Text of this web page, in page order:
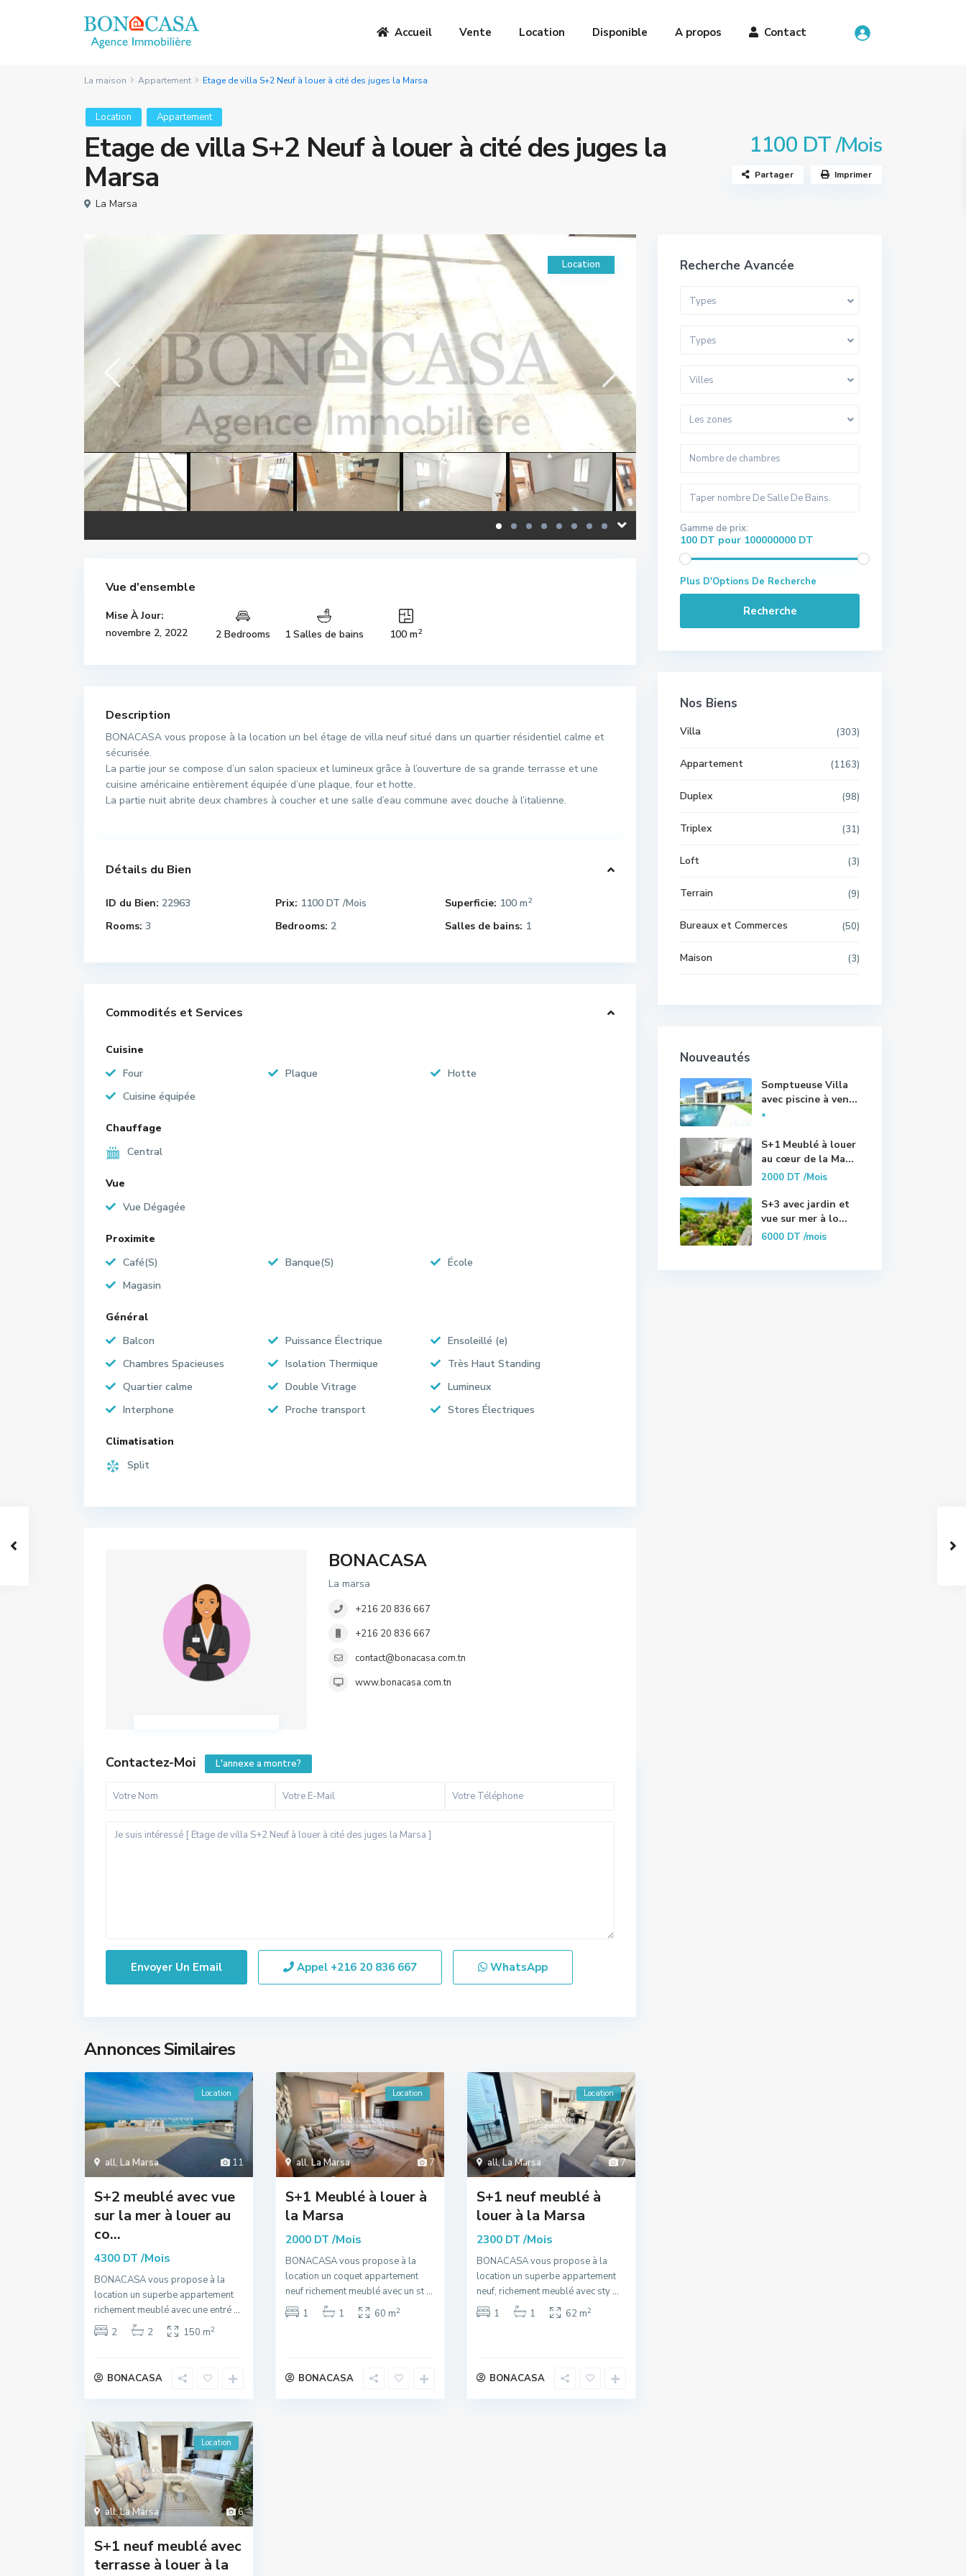
Accueil Vente Location Disponible A propos Contact
La maison Appartement Etage de villa S+2 Neuf à louer à cité des juges la Marsa
Location Appartement
Etage de villa S+2 Neuf à louer à cité des juges la
Marsa
1100 DT/Mois
La Marsa
Partager Imprimer
Location
Vue d'ensemble
Mise À Jour:
novembre 2, 2022
2 Bedrooms 1 Salles de bains 100 m2
Description
BONACASA vous propose à la location un bel étage de villa neuf situé dans un quartier résidentiel calme et
sécurisée.
La partie jour se compose d’un salon spacieux et lumineux grâce à l’ouverture de sa grande terrasse et une
cuisine américaine entièrement équipée d’une plaque, four et hotte.
La partie nuit abrite deux chambres à coucher et une salle d’eau commune avec douche à l’italienne.
Détails du Bien
ID du Bien: 22963 Prix: 1100 DT /Mois Superficie: 100 m2
Rooms: 3 Bedrooms: 2 Salles de bains: 1
Commodités et Services
Cuisine
Four
Plaque
Hotte
Cuisine équipée
Chauffage
Central
Vue
Vue Dégagée
Proximite
Café(S)
Banque(S)
École
Magasin
Général
Balcon
Puissance Électrique
Ensoleillé (e)
Chambres Spacieuses
Isolation Thermique
Très Haut Standing
Quartier calme
Double Vitrage
Lumineux
Interphone
Proche transport Stores Électriques
Climatisation
Split
BONACASA
La marsa
+216 20 836 667
+216 20 836 667
contact@bonacasa.com.tn
www.bonacasa.com.tn
Contactez-Moi L'annexe a montre?
Appel +216 20 836 667 WhatsApp
Annonces Similaires
11
all, La Marsa
Location
S+2 meublé avec vue
sur la mer à louer au
co...
4300 DT/Mois
BONACASA vous propose à la
location un superbe appartement
richement meublé avec une entré...
2
2 150 m2
BONACASA
7
all,La Marsa
Location
S+1 Meublé à louer à
la Marsa
2000 DT/Mois
BONACASA vous propose à la
location un coquet appartement
neuf richement meublé avec un st...
1
1 60 m2
BONACASA
7
all,La Marsa
Location
S+1 neuf meublé à
louer à la Marsa
2300 DT/Mois
BONACASA vous propose à la
location un superbe appartement
neuf, richement meublé avec sty...
1
1 62 m2
BONACASA
6
all,La Marsa
Location
S+1 neuf meublé avec
terrasse à louer à la
Recherche Avancée
Types
Types
Villes
Les zones
Gamme de prix:
100 DT pour 100000000 DT
Plus D'Options De Recherche
Recherche
Nos Biens
Villa (303)
Appartement (1163)
Duplex (98)
Triplex (31)
Loft (3)
Terrain (9)
Bureaux et Commerces (50)
Maison (3)
Nouveautés
Somptueuse Villa
avec piscine à ven...
*
S+1 Meublé à louer
au cœur de la Ma...
2000 DT/Mois
S+3 avec jardin et
vue sur mer à lo...
6000 DT/mois